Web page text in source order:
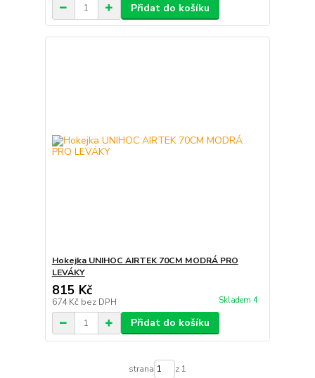
Přidat do košíku
Hokejka UNIHOC AIRTEK 70CM MODRÁ PRO
LEVÁKY
815 Kč
674 Kč bez DPH Skladem 4
Přidat do košíku
strana z 1